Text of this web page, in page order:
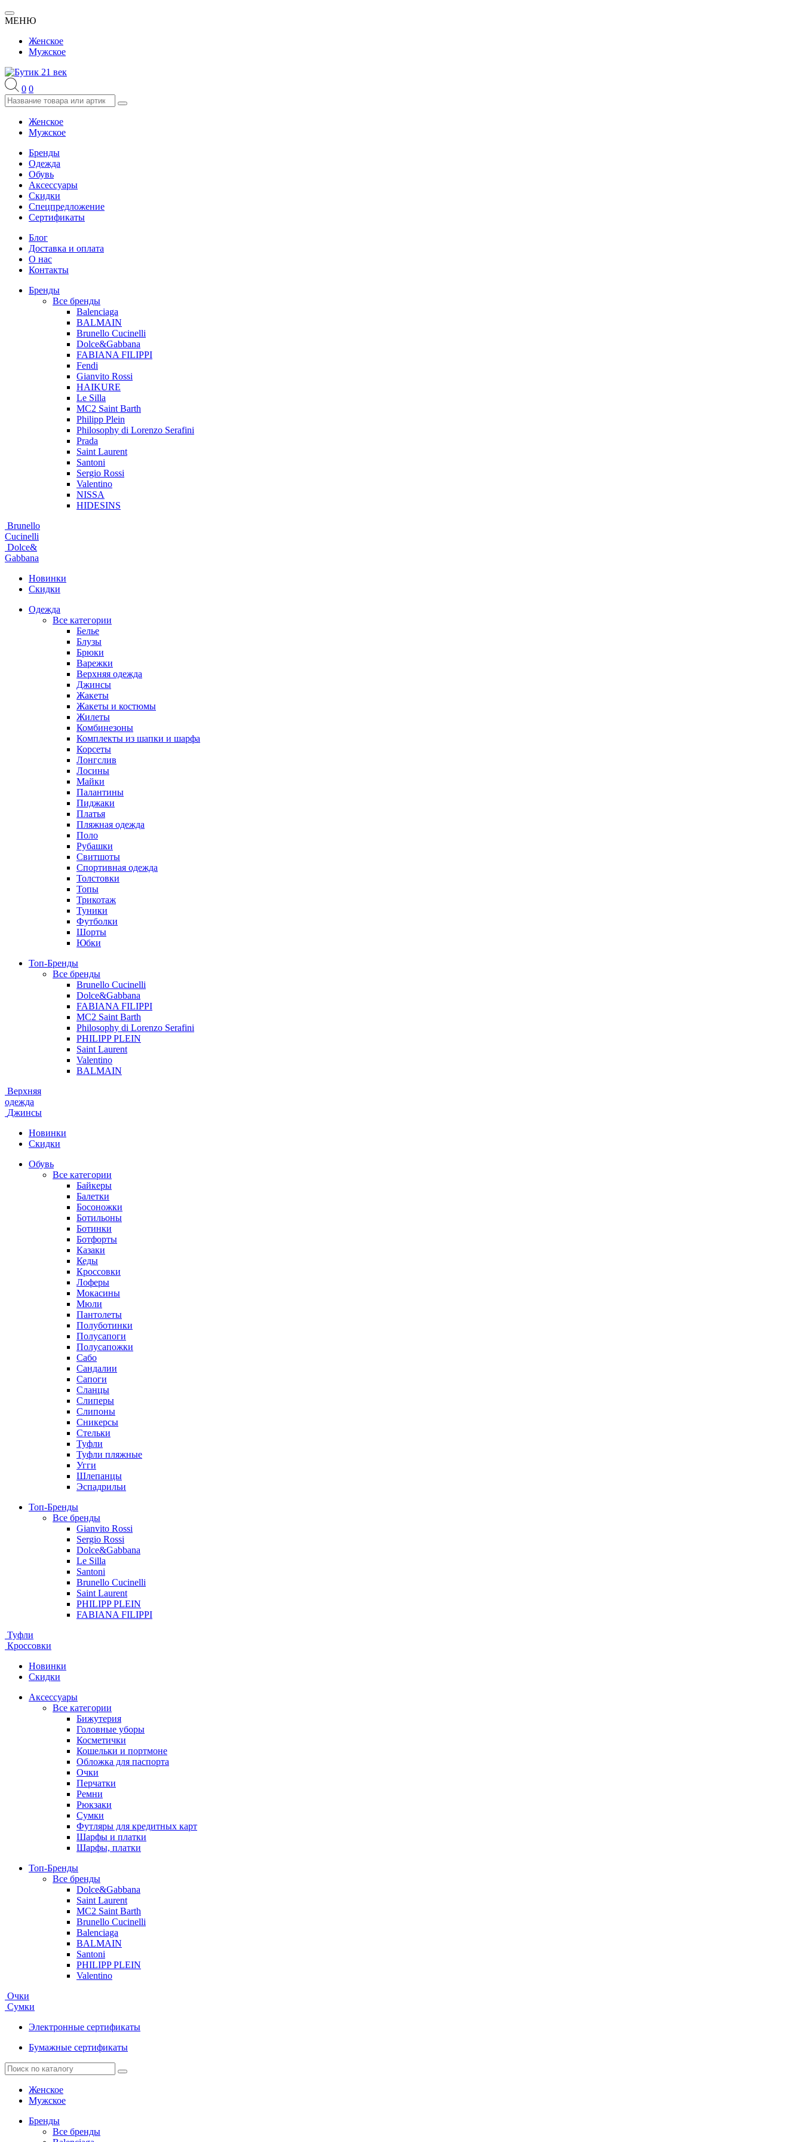
МЕНЮ
Женское
Мужское
0 0
Женское
Мужское
Бренды
Одежда
Обувь
Аксессуары
Скидки
Спецпредложение
Сертификаты
Блог
Доставка и оплата
О нас
Контакты
Бренды
Все бренды
Balenciaga
BALMAIN
Brunello Cucinelli
Dolce&Gabbana
FABIANA FILIPPI
Fendi
Gianvito Rossi
HAIKURE
Le Silla
MC2 Saint Barth
Philipp Plein
Philosophy di Lorenzo Serafini
Prada
Saint Laurent
Santoni
Sergio Rossi
Valentino
NISSA
HIDESINS
Brunello
Cucinelli
Dolce&
Gabbana
Новинки
Скидки
Одежда
Все категории
Белье
Блузы
Брюки
Варежки
Верхняя одежда
Джинсы
Жакеты
Жакеты и костюмы
Жилеты
Комбинезоны
Комплекты из шапки и шарфа
Корсеты
Лонгслив
Лосины
Майки
Палантины
Пиджаки
Платья
Пляжная одежда
Поло
Рубашки
Свитшоты
Спортивная одежда
Толстовки
Топы
Трикотаж
Туники
Футболки
Шорты
Юбки
Топ-Бренды
Все бренды
Brunello Cucinelli
Dolce&Gabbana
FABIANA FILIPPI
MC2 Saint Barth
Philosophy di Lorenzo Serafini
PHILIPP PLEIN
Saint Laurent
Valentino
BALMAIN
Верхняя
одежда
Джинсы
Новинки
Скидки
Обувь
Все категории
Байкеры
Балетки
Босоножки
Ботильоны
Ботинки
Ботфорты
Казаки
Кеды
Кроссовки
Лоферы
Мокасины
Мюли
Пантолеты
Полуботинки
Полусапоги
Полусапожки
Сабо
Сандалии
Сапоги
Сланцы
Слиперы
Слипоны
Сникерсы
Стельки
Туфли
Туфли пляжные
Угги
Шлепанцы
Эспадрильи
Топ-Бренды
Все бренды
Gianvito Rossi
Sergio Rossi
Dolce&Gabbana
Le Silla
Santoni
Brunello Cucinelli
Saint Laurent
PHILIPP PLEIN
FABIANA FILIPPI
Туфли
Кроссовки
Новинки
Скидки
Аксессуары
Все категории
Бижутерия
Головные уборы
Косметички
Кошельки и портмоне
Обложка для паспорта
Очки
Перчатки
Ремни
Рюкзаки
Сумки
Футляры для кредитных карт
Шарфы и платки
Шарфы, платки
Топ-Бренды
Все бренды
Dolce&Gabbana
Saint Laurent
MC2 Saint Barth
Brunello Cucinelli
Balenciaga
BALMAIN
Santoni
PHILIPP PLEIN
Valentino
Очки
Сумки
Электронные сертификаты
Бумажные сертификаты
Женское
Мужское
Бренды
Все бренды